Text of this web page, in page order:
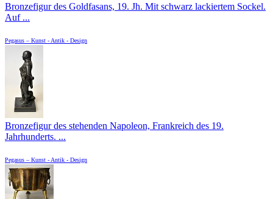
Bronzefigur des Goldfasans, 19. Jh. Mit schwarz lackiertem Sockel.
Auf ...
Pegasus – Kunst - Antik - Design
Bronzefigur des stehenden Napoleon, Frankreich des 19.
Jahrhunderts. ...
Pegasus – Kunst - Antik - Design